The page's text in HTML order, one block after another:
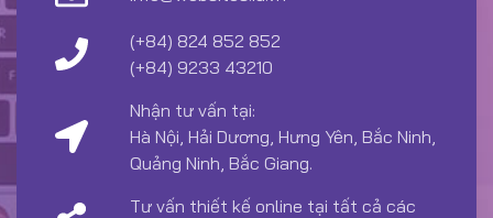
(+84) 824 852 852
(+84) 9233 43210
Nhận tư vấn tại:
Hà Nội, Hải Dương, Hưng Yên, Bắc Ninh,
Quảng Ninh, Bắc Giang.
Tư vấn thiết kế online tại tất cả các